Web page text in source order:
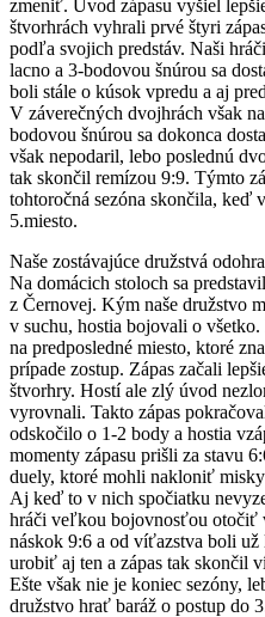
zmeniť. Úvod zápasu vyšiel
štvorhrách vyhrali prvé štyri
podľa svojich predstáv. Naši
lacno a 3-bodovou šnúrou sa
boli stále o kúsok vpredu a aj
V záverečných dvojhrách však
bodovou šnúrou sa dokonca
však nepodaril, lebo poslednú
tak skončil remízou 9:9. Týmto
tohtoročná sezóna skončila, keď
5.miesto.
Naše zostávajúce družstvá
Na domácich stoloch sa
z Černovej. Kým naše družstvo
v suchu, hostia bojovali o
na predposledné miesto, ktoré
prípade zostup. Zápas začali
štvorhry. Hostí ale zlý úvod
vyrovnali. Takto zápas
odskočilo o 1-2 body a hostia
momenty zápasu prišli za stavu
duely, ktoré mohli nakloniť
Aj keď to v nich spočiatku
hráči veľkou bojovnosťou otočiť
náskok 9:6 a od víťazstva boli
urobiť aj ten a zápas tak skončil
Ešte však nie je koniec sezóny,
družstvo hrať baráž o postup do